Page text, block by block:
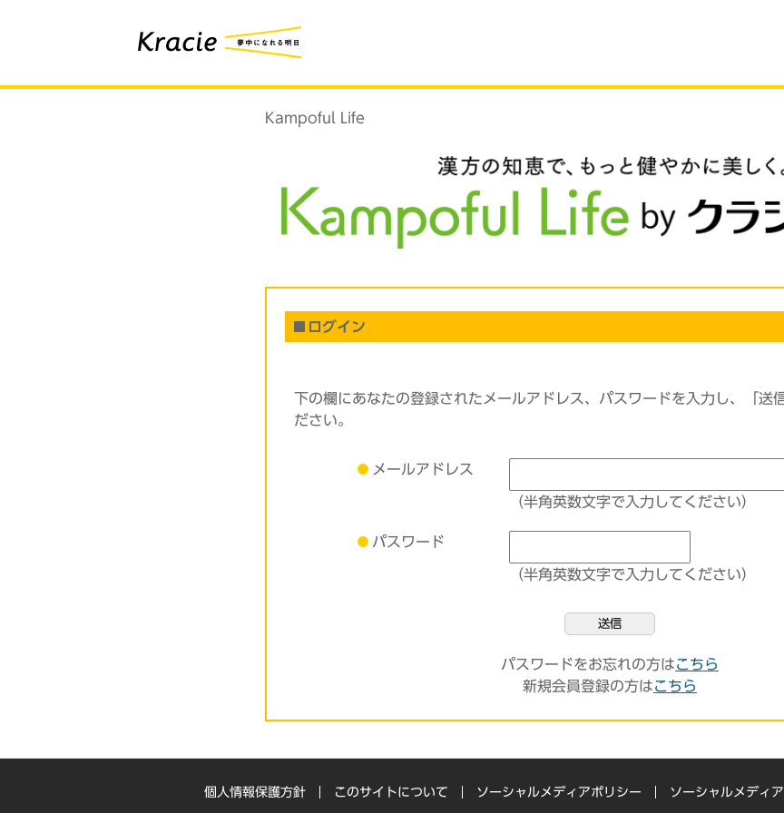
Kampoful Life
ログイン
下の欄にあなたの登録されたメールアドレス、パスワードを入力し、「送
ださい。
メールアドレス
（半角英数文字で入力してください）
パスワード
（半角英数文字で入力してください）
送信
パスワードをお忘れの方はこちら
新規会員登録の方はこちら
個人情報保護方針 このサイトについて ソーシャルメディアポリシー ソーシャルメディ